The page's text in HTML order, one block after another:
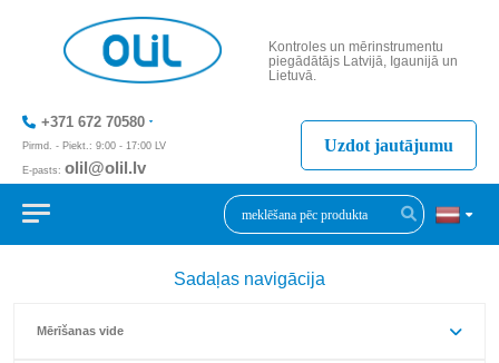
Kontroles un mērinstrumentu
piegādātājs Latvijā, Igaunijā un
Lietuvā.
+371 672 70580
Pirmd. - Piekt.: 9:00 - 17:00 LV
E-pasts: olil@olil.lv
+371 287 11411
Uzdot jautājumu
Sadaļas navigācija
Mērīšanas vide